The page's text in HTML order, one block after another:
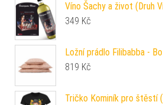
Víno Šachy a život (Druh
349 Kč
Ložní prádlo Filibabba -
819 Kč
Tričko Kominík pro štěstí